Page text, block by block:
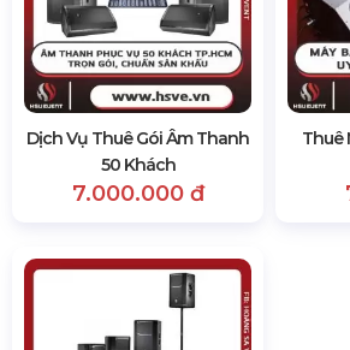
Dịch Vụ Thuê Gói Âm Thanh
50 Khách
7.000.000 đ
Thuê